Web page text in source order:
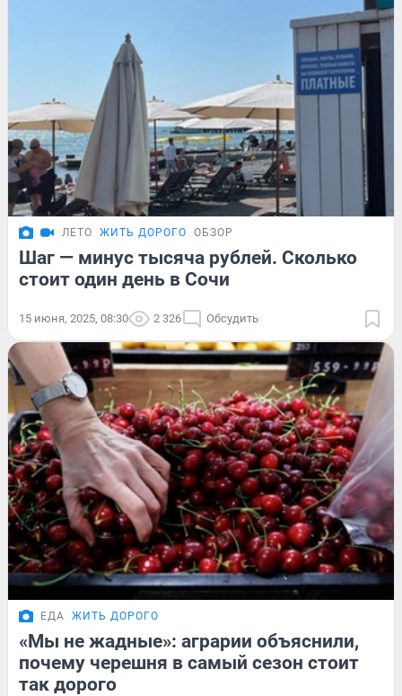
ЛЕТО ЖИТЬ ДОРОГО ОБЗОР
Шаг — минус тысяча рублей. Сколько
стоит один день в Сочи
15 июня, 2025, 08:30 2 326 Обсудить
ЕДА ЖИТЬ ДОРОГО
«Мы не жадные»: аграрии объяснили,
почему черешня в самый сезон стоит
так дорого